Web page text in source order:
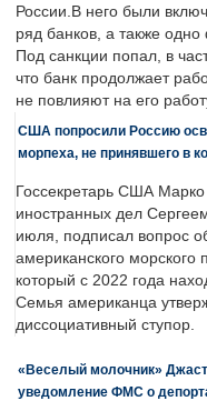
России.В него были
ряд банков, а также
Под санкции попал, в
что банк продолжает
не повлияют на его
США попросили Россию
морпеха, не принявшего в
Госсекретарь США
иностранных дел
июля, подписал вопрос
американского морского
который с 2022 года
Семья американца
диссоциативный ступор.
«Веселый молочник»
уведомление ФМС о